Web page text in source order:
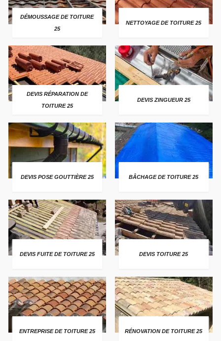
DÉMOUSSAGE DE TOITURE
25
NETTOYAGE DE TOITURE 25
DEVIS RÉPARATION DE
TOITURE 25
DEVIS ZINGUEUR 25
DEVIS POSE GOUTTIÈRE 25 BÂCHAGE DE TOITURE 25
DEVIS FUITE DE TOITURE 25 DEVIS TOITURE 25
ENTREPRISE DE TOITURE 25 RÉNOVATION DE TOITURE 25